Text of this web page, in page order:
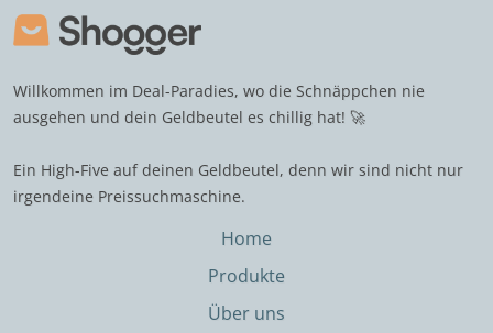
Willkommen im Deal-Paradies, wo die Schnäppchen nie
ausgehen und dein Geldbeutel es chillig hat! 🚀
Ein High-Five auf deinen Geldbeutel, denn wir sind nicht nur
irgendeine Preissuchmaschine.
Home
Produkte
Über uns